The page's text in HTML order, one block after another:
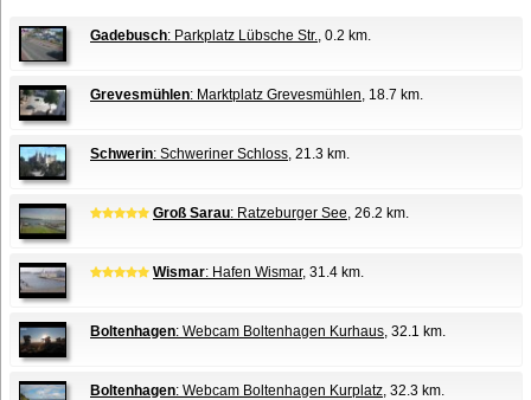
Gadebusch: Parkplatz Lübsche Str., 0.2 km.
Grevesmühlen: Marktplatz Grevesmühlen, 18.7 km.
Schwerin: Schweriner Schloss, 21.3 km.
Groß Sarau: Ratzeburger See, 26.2 km.
Wismar: Hafen Wismar, 31.4 km.
Boltenhagen: Webcam Boltenhagen Kurhaus, 32.1 km.
Boltenhagen: Webcam Boltenhagen Kurplatz, 32.3 km.